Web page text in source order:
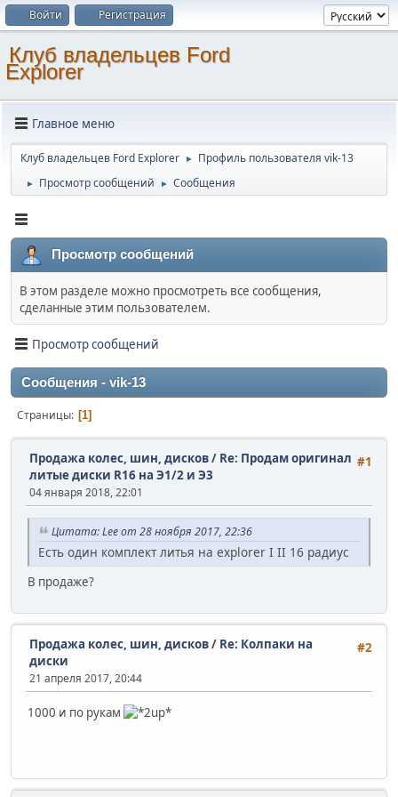
Войти Регистрация
Клуб владельцев Ford
Explorer
Главное меню
Клуб владельцев Ford Explorer ► Профиль пользователя vik-13
► Просмотр сообщений ► Сообщения
Просмотр сообщений
В этом разделе можно просмотреть все сообщения,
сделанные этим пользователем.
Просмотр сообщений
Сообщения - vik-13
Страницы 1
#1
Продажа колес, шин, дисков/ Re: Продам оригинал
литые диски R16 на Э1/2 и Э3
04 января 2018, 22:01
Цитата: Lee от 28 ноября 2017, 22:36
Есть один комплект литья на explorer I II 16 радиус
В продаже?
#2
Продажа колес, шин, дисков/ Re: Колпаки на
диски
21 апреля 2017, 20:44
1000 и по рукам